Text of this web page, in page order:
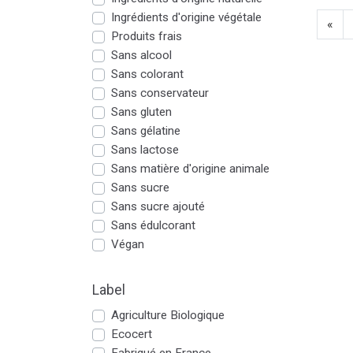
Ingrédients d'origine végétale
Produits frais
Sans alcool
Sans colorant
Sans conservateur
Sans gluten
Sans gélatine
Sans lactose
Sans matière d'origine animale
Sans sucre
Sans sucre ajouté
Sans édulcorant
Végan
Label
Agriculture Biologique
Ecocert
«